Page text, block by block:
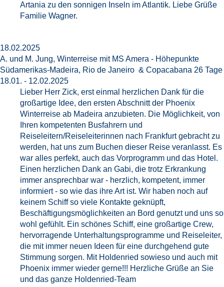
Artania zu den sonnigen Inseln im Atlantik. Liebe Grüße
Familie Wagner.
18.02.2025
A. und M. Jung, Winterreise mit MS Amera - Höhepunkte
Südamerikas-Madeira, Rio de Janeiro & Copacabana 26 Tage
18.01. - 12.02.2025
Lieber Herr Zick, erst einmal herzlichen Dank für die
großartige Idee, den ersten Abschnitt der Phoenix
Winterreise ab Madeira anzubieten. Die Möglichkeit, von
Ihren kompetenten Busfahrern und
Reiseleitern/Reiseleiterinnen nach Frankfurt gebracht zu
werden, hat uns zum Buchen dieser Reise veranlasst. Es
war alles perfekt, auch das Vorprogramm und das Hotel.
Einen herzlichen Dank an Gabi, die trotz Erkrankung
immer ansprechbar war - herzlich, kompetent, immer
informiert - so wie das ihre Art ist. Wir haben noch auf
keinem Schiff so viele Kontakte geknüpft,
Beschäftigungsmöglichkeiten an Bord genutzt und uns so
wohl gefühlt. Ein schönes Schiff, eine großartige Crew,
hervorragende Unterhaltungsprogramme und Reiseleiter,
die mit immer neuen Ideen für eine durchgehend gute
Stimmung sorgen. Mit Holdenried sowieso und auch mit
Phoenix immer wieder gerne!!! Herzliche Grüße an Sie
und das ganze Holdenried-Team